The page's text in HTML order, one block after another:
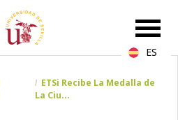
ETSi Recibe La Medalla de
La Ciu...
ES